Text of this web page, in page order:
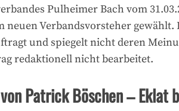
Pulheimer Bach vom
neuen Verbandsvorsteher
und spiegelt nicht deren
redaktionell nicht bearbeitet.
Patrick Böschen – Eklat